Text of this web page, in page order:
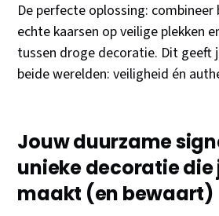
De perfecte oplossing: combineer
echte kaarsen op veilige plekken
tussen droge decoratie. Dit geeft
beide werelden: veiligheid én
Jouw duurzame
unieke decoratie die
maakt (en bewaart)